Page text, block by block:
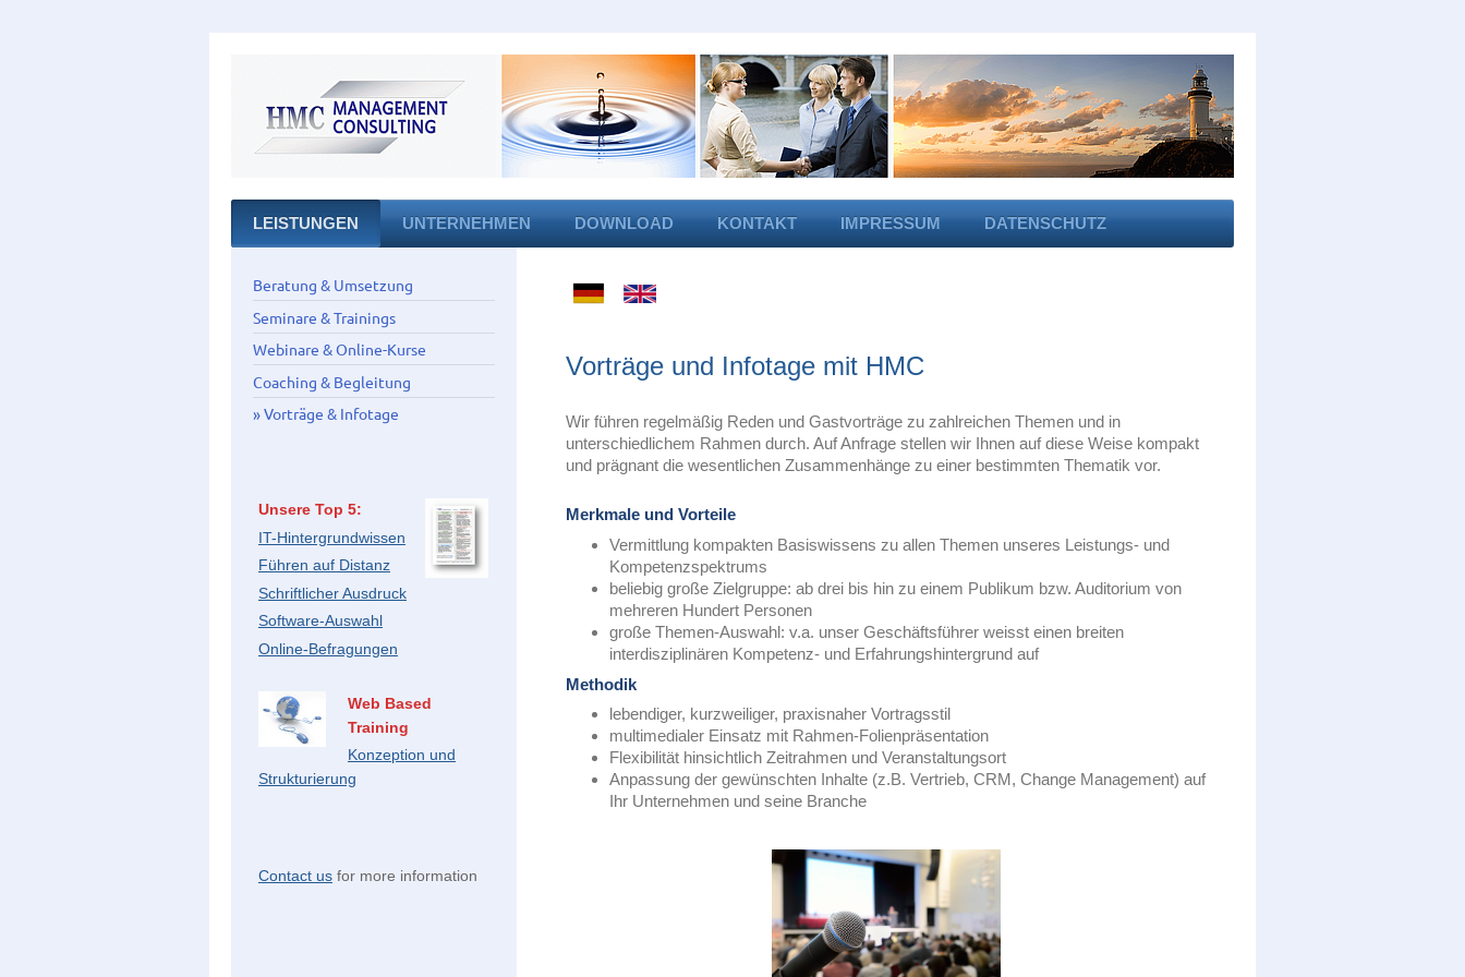
LEISTUNGEN UNTERNEHMEN DOWNLOAD KONTAKT IMPRESSUM DATENSCHUTZ
Vorträge und Infotage mit HMC
Wir führen regelmäßig Reden und Gastvorträge zu zahlreichen Themen und in
unterschiedlichem Rahmen durch. Auf Anfrage stel­len wir Ihnen auf diese Weise kompakt
und prägnant die wesentlichen Zu­sammenhänge zu einer bestimmten Thematik vor.
Merkmale und Vorteile
Vermittlung kompakten Basiswissens zu allen Themen unseres Leistungs- und
Kompetenzspektrums
beliebig große Zielgruppe: ab drei bis hin zu einem Publikum bzw. Auditorium von
mehreren Hundert Personen
große Themen-Auswahl: v.a. unser Geschäfts­führer weisst einen breiten
interdisziplinären Kompetenz- und Erfahrungshintergrund auf
Methodik
lebendiger, kurzweiliger, praxisnaher Vortragsstil
multimedialer Einsatz mit Rahmen-Folienpräsentation
Flexibilität hinsichtlich Zeitrahmen und Veranstaltungsort
Anpassung der gewünschten Inhalte (z.B. Vertrieb, CRM, Change Management) auf
Ihr Unternehmen und seine Branche
Beratung & Umsetzung
Seminare & Trainings
Webinare & Online-Kurse
Coaching & Begleitung
Vorträge & Infotage
Unsere Top 5:
IT-Hintergrundwissen
Führen auf Distanz
Schriftlicher Ausdruck
Software-Auswahl
Online-Befragungen
Web Based
Training
Konzeption und
Strukturierung
Contact us for more information